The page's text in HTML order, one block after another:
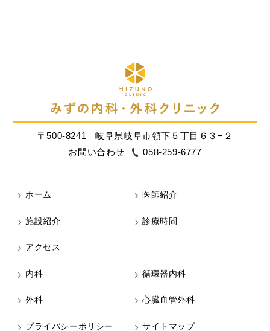
〒500-8241
岐阜県岐阜市領下５丁目６３−２
お問い合わせ
058-259-6777
ホーム 医師紹介
施設紹介 診療時間
アクセス
内科 循環器内科
外科 心臓血管外科
プライバシーポリシー サイトマップ